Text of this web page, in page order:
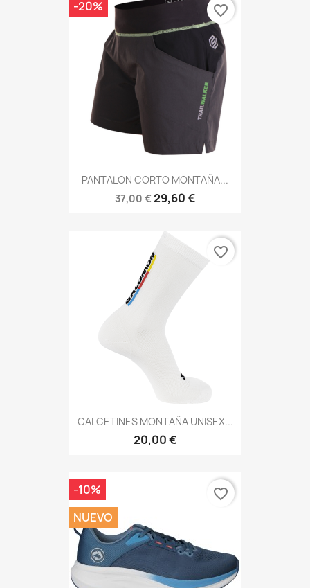
PANTALON CORTO MONTAÑA...
37,00 €29,60 €
-20% favorite_border
CALCETINES MONTAÑA UNISEX...
20,00 €
favorite_border
-10%
NUEVO
favorite_border